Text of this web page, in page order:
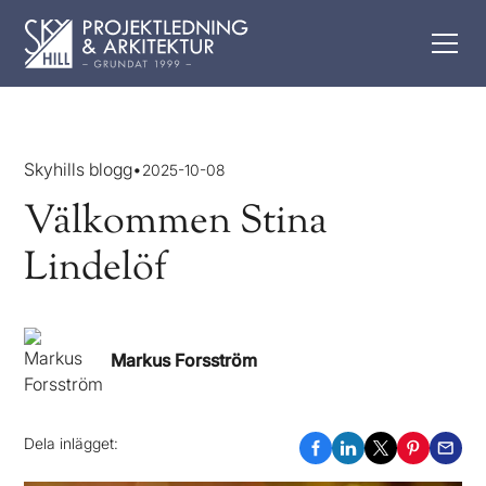
Skyhills blogg•2025-10-08
Välkommen Stina
Lindelöf
Markus Forsström
Dela inlägget: